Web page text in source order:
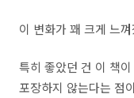
이 변화가 꽤 크게 느
특히 좋았던 건 이 책
포장하지 않는다는 점